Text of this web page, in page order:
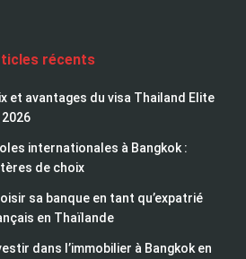
récents
et avantages du visa Thailand Elite
2026
internationales à Bangkok :
de choix
sa banque en tant qu’expatrié
en Thaïlande
dans l’immobilier à Bangkok en